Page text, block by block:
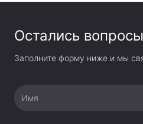
Остались
Заполните форму ниже и мы
Имя